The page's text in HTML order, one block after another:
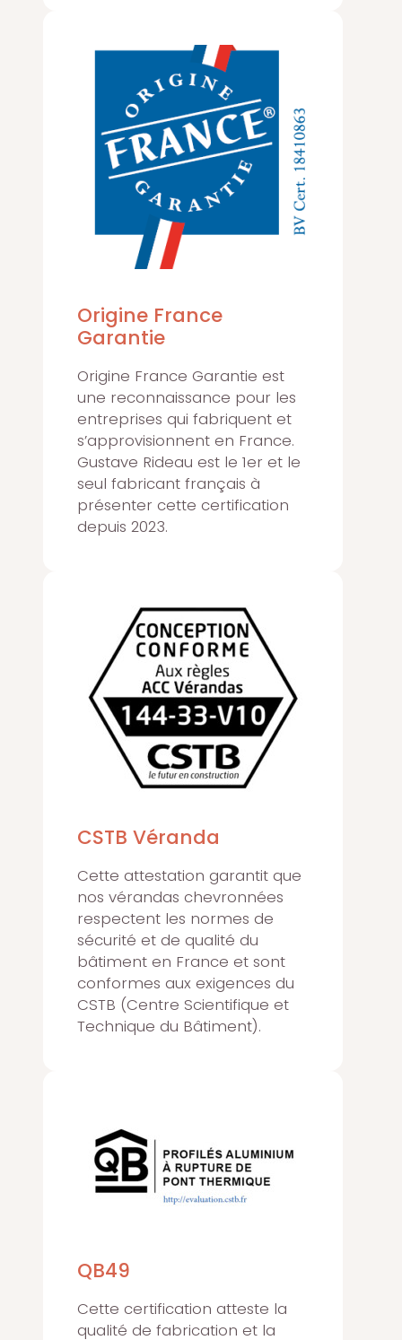
Origine France
Garantie
Origine France Garantie est
une reconnaissance pour les
entreprises qui fabriquent et
s’approvisionnent en France.
Gustave Rideau est le 1er et le
seul fabricant français à
présenter cette certification
depuis 2023.
CSTB Véranda
Cette attestation garantit que
nos vérandas chevronnées
respectent les normes de
sécurité et de qualité du
bâtiment en France et sont
conformes aux exigences du
CSTB (Centre Scientifique et
Technique du Bâtiment).
QB49
Cette certification atteste la
qualité de fabrication et la